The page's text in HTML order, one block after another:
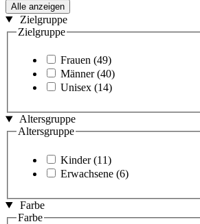
Alle anzeigen
Zielgruppe
Zielgruppe
Frauen (49)
Männer (40)
Unisex (14)
Altersgruppe
Altersgruppe
Kinder (11)
Erwachsene (6)
Farbe
Farbe